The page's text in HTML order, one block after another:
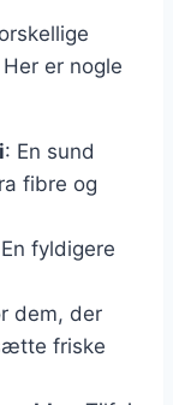
er nogle
: En sund
fibre og
fyldigere
dem, der
friske